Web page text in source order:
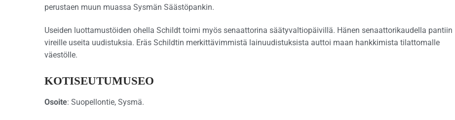
perustaen muun muassa Sysmän Säästöpankin.
Useiden luottamustöiden ohella Schildt toimi myös senaattorina säätyvaltiopäivillä. Hänen senaattorikaudella pantiin
vireille useita uudistuksia. Eräs Schildtin merkittävimmistä lainuudistuksista auttoi maan hankkimista tilattomalle
väestölle.
KOTISEUTUMUSEO
Osoite: Suopellontie, Sysmä.